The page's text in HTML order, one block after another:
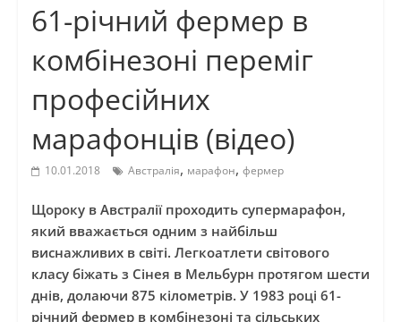
61-річний фермер в
комбінезоні переміг
професійних
марафонців (відео)
10.01.2018 Австралія, марафон, фермер
Щороку в Австралії проходить супермарафон,
який вважається одним з найбільш
виснажливих в світі. Легкоатлети світового
класу біжать з Сінея в Мельбурн протягом шести
днів, долаючи 875 кілометрів. У 1983 році 61-
річний фермер в комбінезоні та сільських